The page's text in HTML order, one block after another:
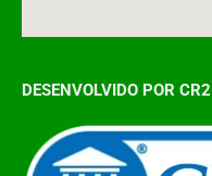
DESENVOLVIDO POR CR2